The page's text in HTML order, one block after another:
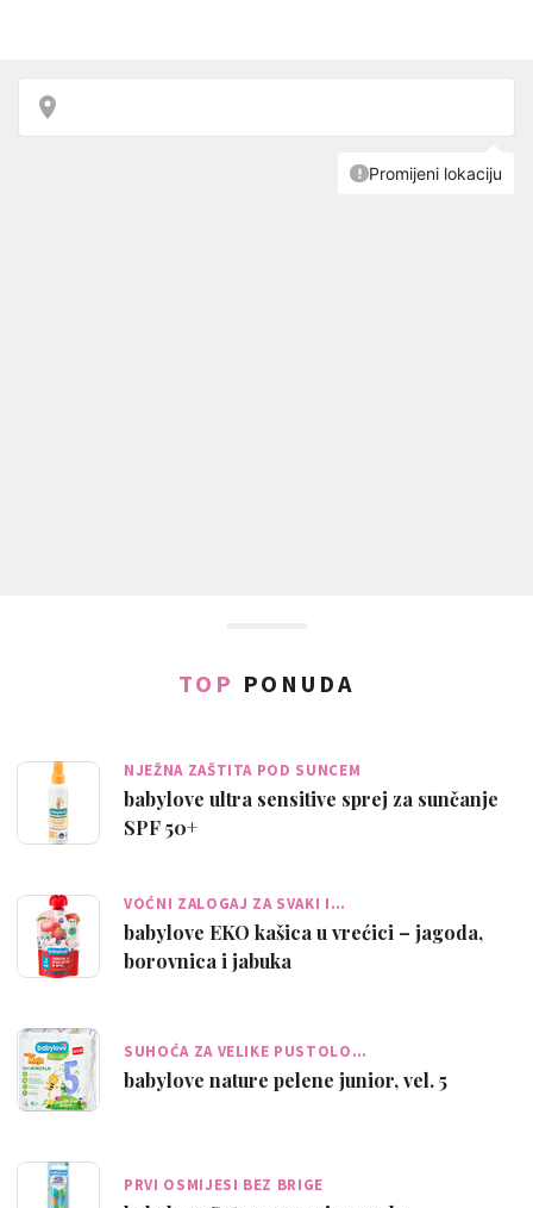
TOP PONUDA
NJEŽNA ZAŠTITA POD SUNCEM
babylove ultra sensitive sprej za sunčanje
SPF 50+
VOĆNI ZALOGAJ ZA SVAKI I…
babylove EKO kašica u vrećici – jagoda,
borovnica i jabuka
SUHOĆA ZA VELIKE PUSTOLO…
babylove nature pelene junior, vel. 5
PRVI OSMIJESI BEZ BRIGE